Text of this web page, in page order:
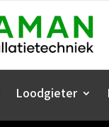
Loodgieter